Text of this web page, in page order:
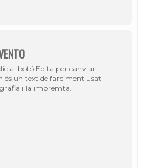
al botó Edita per canviar
és un text de farciment usat
i la impremta.